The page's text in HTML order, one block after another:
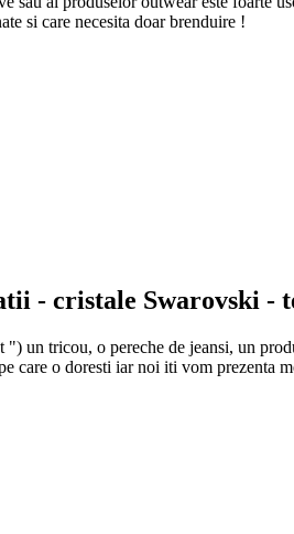
si care necesita doar brenduire !
- cristale Swarovski -
un tricou, o pereche de jeansi, un
care o doresti iar noi iti vom prezenta